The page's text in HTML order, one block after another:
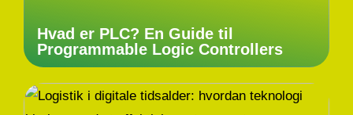
Hvad er PLC? En Guide til
Programmable Logic Controllers